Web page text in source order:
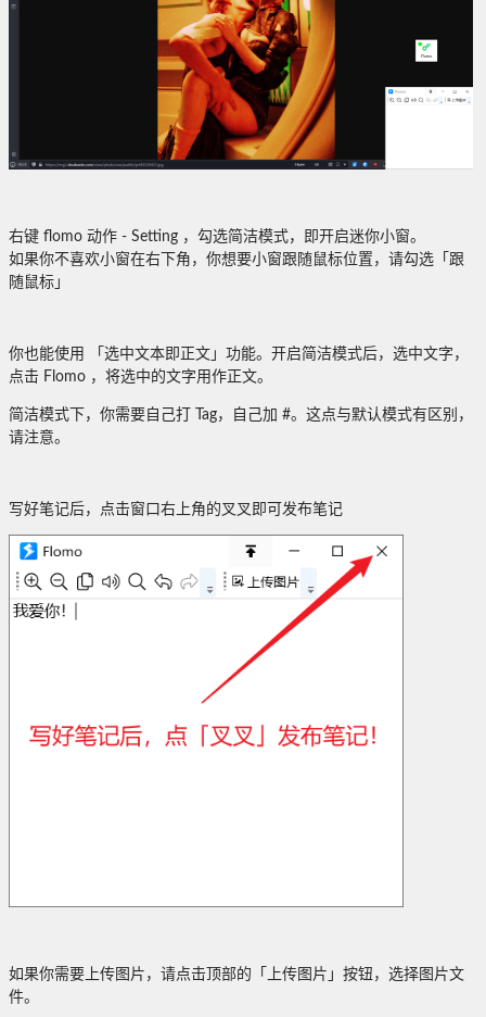
右键 flomo 动作 - Setting ，勾选简洁模式，即开启迷你小窗。
如果你不喜欢小窗在右下角，你想要小窗跟随鼠标位置，请勾选「跟
随鼠标」
你也能使用 「选中文本即正文」功能。开启简洁模式后，选中文字，
点击 Flomo ，将选中的文字用作正文。
简洁模式下，你需要自己打 Tag，自己加 #。这点与默认模式有区别，
请注意。
写好笔记后，点击窗口右上角的叉叉即可发布笔记
如果你需要上传图片，请点击顶部的「上传图片」按钮，选择图片文
件。